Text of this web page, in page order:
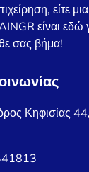
είτε
είναι εδώ
σας βήμα!
Κηφισίας